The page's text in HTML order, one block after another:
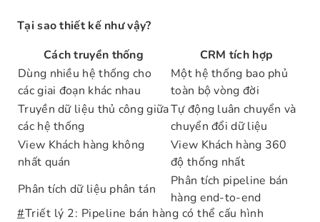
Tại sao thiết kế như vậy?
Cách truyền thống
CRM tích hợp
Dùng nhiều hệ thống cho
các giai đoạn khác nhau
Một hệ thống bao phủ
toàn bộ vòng đời
Truyền dữ liệu thủ công giữa
các hệ thống
Tự động luân chuyển và
chuyển đổi dữ liệu
View Khách hàng không
nhất quán
View Khách hàng 360
độ thống nhất
Phân tích dữ liệu phân tán
Phân tích pipeline bán
hàng end-to-end
#Triết lý 2: Pipeline bán hàng có thể cấu hình